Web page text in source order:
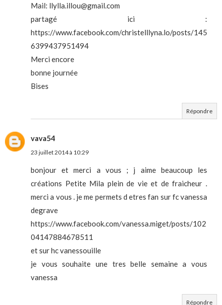
Mail: llylla.illou@gmail.com
partagé ici :
https://www.facebook.com/christelllyna.lo/posts/145
6399437951494
Merci encore
bonne journée
Bises
Répondre
vava54
23 juillet 2014 à 10:29
bonjour et merci a vous ; j aime beaucoup les
créations Petite Mila plein de vie et de fraicheur .
merci a vous . je me permets d etres fan sur fc vanessa
degrave
https://www.facebook.com/vanessa.miget/posts/102
04147884678511
et sur hc vanessouille
je vous souhaite une tres belle semaine a vous
vanessa
Répondre